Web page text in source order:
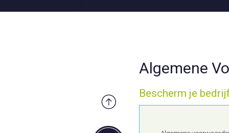
Algemene
Bescherm je